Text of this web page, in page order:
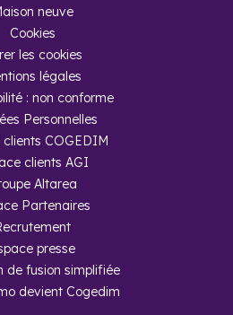
neuve
Cookies
les cookies
légales
: non conforme
Personnelles
clients COGEDIM
clients AGI
Altarea
Partenaires
presse
de fusion simplifiée
devient Cogedim